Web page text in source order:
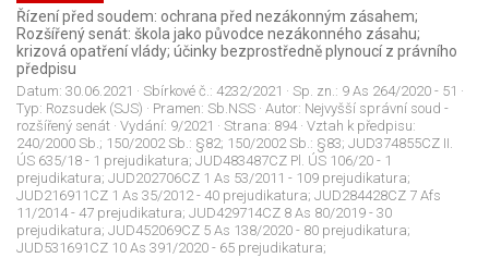
Řízení před soudem: ochrana před nezákonným zásahem;
Rozšířený senát: škola jako původce nezákonného zásahu;
krizová opatření vlády; účinky bezprostředně plynoucí z právního
předpisu
Datum: 30.06.2021 · Sbírkové č.: 4232/2021 · Sp. zn.: 9 As 264/2020 - 51 ·
Typ: Rozsudek (SJS) · Pramen: Sb.NSS · Autor: Nejvyšší správní soud -
rozšířený senát · Vydání: 9/2021 · Strana: 894· Vztah k předpisu:
240/2000 Sb.; 150/2002 Sb.: §82; 150/2002 Sb.: §83; JUD374855CZ II.
ÚS 635/18 - 1 prejudikatura; JUD483487CZ Pl. ÚS 106/20 - 1
prejudikatura; JUD202706CZ 1 As 53/2011 - 109 prejudikatura;
JUD216911CZ 1 As 35/2012 - 40 prejudikatura; JUD284428CZ 7 Afs
11/2014 - 47 prejudikatura; JUD429714CZ 8 As 80/2019 - 30
prejudikatura; JUD452069CZ 5 As 138/2020 - 80 prejudikatura;
JUD531691CZ 10 As 391/2020 - 65 prejudikatura;